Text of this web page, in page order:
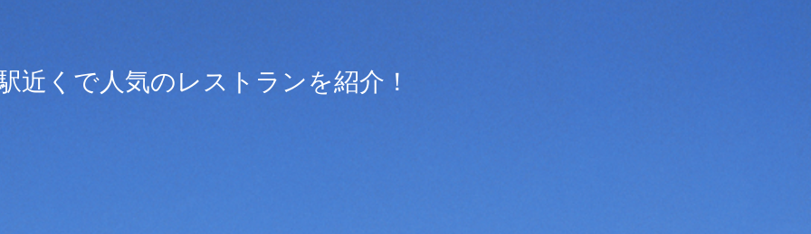
近くで人気のレストランを紹介！